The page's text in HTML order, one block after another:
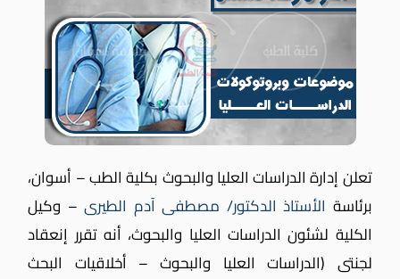
تعلن إدارة الدراسات العليا والبحوث بكلية الطب – أسوان،
برئاسة الأستاذ الدكتور/ مصطفى آدم الطيرى– وكيل
الكلية لشئون الدراسات العليا والبحوث، أنه تقرر إنعقاد
لجنتى (الدراسات العليا والبحوث – أخلاقيات البحث